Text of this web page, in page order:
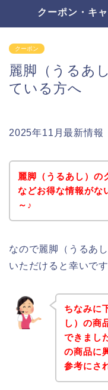
クーポン・キ
クーポン
麗脚（うるあ
ている方へ
2025年11月最新情報
麗脚（うるあし）の
などお得な情報がな
～♪
なので麗脚（うるあ
いただけると幸いです
ちなみに
し）の商
できまし
の商品に
参考にさ